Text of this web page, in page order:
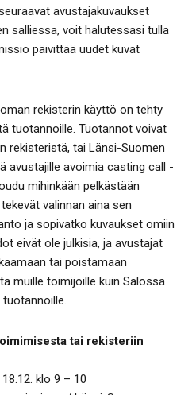
avustajakuvaukset
salliessa, voit halutessasi tulla
päivittää uudet kuvat
rekisterin käyttö on tehty
tuotannoille. Tuotannot voivat
rekisteristä, tai Länsi-Suomen
avustajille avoimia casting call -
mihinkään pelkästään
valinnan aina sen
ja sopivatko kuvaukset omiin
eivät ole julkisia, ja avustajat
tai poistamaan
muille toimijoille kuin Salossa
tai rekisteriin
klo 9 – 10